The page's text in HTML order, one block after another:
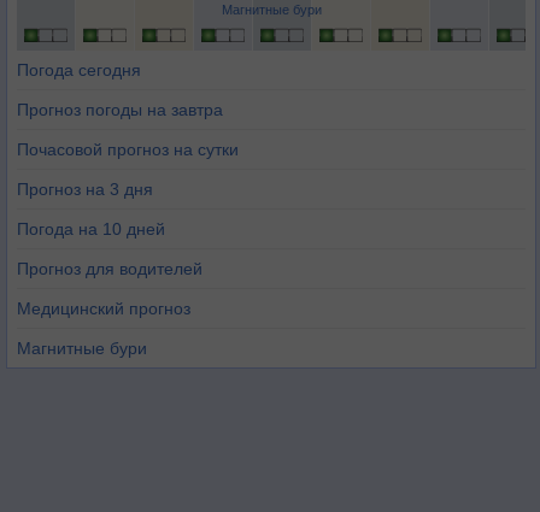
Магнитные бури
Погода сегодня
Прогноз погоды на завтра
Почасовой прогноз на сутки
Прогноз на 3 дня
Погода на 10 дней
Прогноз для водителей
Медицинский прогноз
Магнитные бури